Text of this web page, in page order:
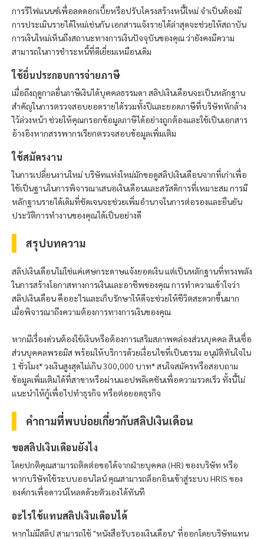
การรีไฟแนนซ์เพื่อลดดอกเบี้ยหรือปรับโครงสร้างหนี้ใหม่ จำเป็นต้องมี
การประเมินรายได้ใหม่เช่นกัน เอกสารแจ้งรายได้ล่าสุดจะช่วยให้สถาบัน
การเงินใหม่เห็นถึงสถานะทางการเงินปัจจุบันของคุณ ว่ายังคงมีความ
สามารถในการชำระหนี้ที่ดีเยี่ยมเหมือนเดิม
ใช้ยื่นประกอบการจ่ายภาษี
เมื่อถึงฤดูกาลยื่นภาษีเงินได้บุคคลธรรมดา สลิปเงินเดือนจะเป็นหลักฐาน
สำคัญในการตรวจสอบยอดรายได้รวมทั้งปีและยอดภาษีที่บริษัทหักล้าง
ไว้ล่วงหน้า ช่วยให้คุณกรอกข้อมูลภาษีได้อย่างถูกต้องและใช้เป็นเอกสาร
อ้างอิงหากสรรพากรเรียกตรวจสอบข้อมูลเพิ่มเติม
ใช้สมัครงาน
ในการเปลี่ยนงานใหม่ บริษัทแห่งใหม่มักขอดูสลิปเงินเดือนจากที่เก่าเพื่อ
ใช้เป็นฐานในการพิจารณาเสนอเงินเดือนและสวัสดิการที่เหมาะสม การมี
หลักฐานรายได้เดิมที่ชัดเจนจะช่วยเพิ่มอำนาจในการต่อรองและยืนยัน
ประวัติการทำงานของคุณได้เป็นอย่างดี
สรุปบทความ
สลิปเงินเดือนไม่ใช่แค่เศษกระดาษแจ้งยอดเงิน แต่เป็นหลักฐานที่ทรงพลัง
ในการสร้างโอกาสทางการเงินและอาชีพของคุณ การทำความเข้าใจว่า
สลิปเงินเดือน คืออะไรและเก็บรักษาให้ดีจะช่วยให้ชีวิตสะดวกขึ้นมาก
เมื่อพิจารณาถึงความต้องการทางการเงินของคุณ
หากมีเรื่องด่วนต้องใช้เงินหรือต้องการเสริมสภาพคล่องส่วนบุคคล สินเชื่อ
ส่วนบุคคลพรอมิสพร้อมให้บริการด้วยเงื่อนไขที่เป็นธรรม อนุมัติทันใจใน
1 ชั่วโมง* วงเงินสูงสุดไม่เกิน 300,000 บาท* สนใจสมัครหรือสอบถาม
ข้อมูลเพิ่มเติมได้ที่สาขาหรือผ่านแอปพลิเคชันเพื่อความรวดเร็ว ทั้งนี้ไม่
แนะนำให้กู้เพื่อไปทำธุรกิจ หรือต่อยอดธุรกิจ
คำถามที่พบบ่อยเกี่ยวกับสลิปเงินเดือน
ขอสลิปเงินเดือนยังไง
โดยปกติคุณสามารถติดต่อขอได้จากฝ่ายบุคคล (HR) ของบริษัท หรือ
หากบริษัทใช้ระบบออนไลน์ คุณสามารถล็อกอินเข้าสู่ระบบ HRIS ของ
องค์กรเพื่อดาวน์โหลดด้วยตัวเองได้ทันที
อะไรใช้แทนสลิปเงินเดือนได้
หากไม่มีสลิป สามารถใช้ "หนังสือรับรองเงินเดือน" ที่ออกโดยบริษัทแทน